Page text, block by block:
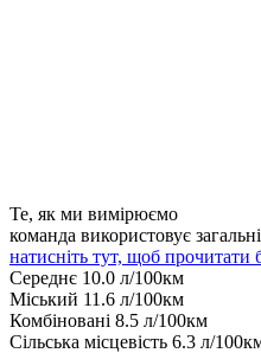
Те, як ми вимірюємо
команда використовує
натисніть тут, щоб прочитати
Середнє 10.0 л/100км
Міський 11.6 л/100км
Комбіновані 8.5 л/100км
Сільська місцевість 6.3 л/